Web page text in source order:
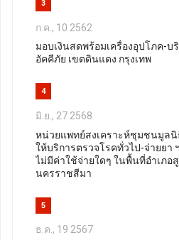
3
ก.ค., 10 2562
มอบเงินสดพร้อมเครื่องอุปโภค-บ
อัคคีภัย เขตดินแดง กรุงเทพ
4
มิ.ย., 27 2568
หน่วยแพทย์สงเคราะห์ชุมชนมูลนิ
ให้บริการตรวจโรคทั่วไป-จ่ายย
ไม่มีค่าใช้จ่ายใดๆ ในพื้นที่อำเภอ
นครราชสีมา
5
ธ.ค., 19 2567